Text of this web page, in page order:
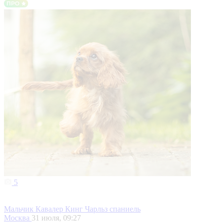
5
Мальчик Кавалер Кинг Чарльз спаниель
Москва 31 июля, 09:27